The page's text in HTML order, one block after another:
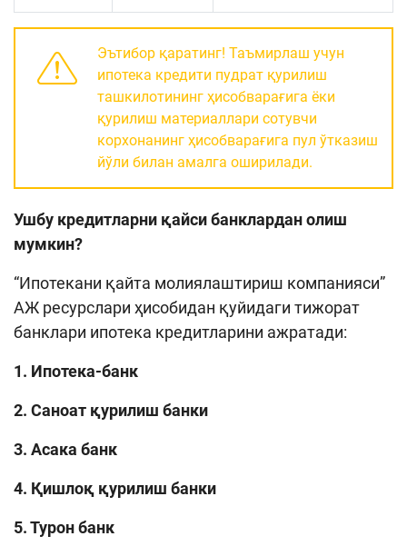
Эътибор қаратинг! Таъмирлаш учун
ипотека кредити пудрат қурилиш
ташкилотининг ҳисобварағига ёки
қурилиш материаллари сотувчи
корхонанинг ҳисобварағига пул ўтказиш
йўли билан амалга оширилади.
Ушбу кредитларни қайси банклардан олиш
мумкин?
“Ипотекани қайта молиялаштириш компанияси”
АЖ ресурслари ҳисобидан қуйидаги тижорат
банклари ипотека кредитларини ажратади:
1. Ипотека-банк
2. Саноат қурилиш банки
3. Асака банк
4. Қишлоқ қурилиш банки
5. Турон банк